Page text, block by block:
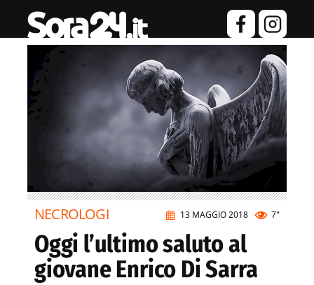
13 MAGGIO 2018 7"
NECROLOGI
Oggi l’ultimo saluto al
giovane Enrico Di Sarra